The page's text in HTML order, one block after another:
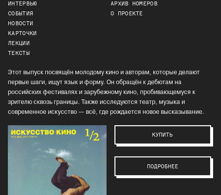
ИНТЕРВЬЮ
СОБЫТИЯ
НОВОСТИ
КАРТОЧКИ
ЛЕКЦИИ
ТЕКСТЫ
АРХИВ НОМЕРОВ
О ПРОЕКТЕ
Этот выпуск посвящён молодому кино и авторам, которые делают
первые шаги, ищут язык и форму. Он обращён к дебютам на
российских фестивалях и зарубежному кино, пробивающемуся к
зрителю сквозь границы. Также исследуются театр, музыка и
современное искусство — всё, где рождается новое высказывание.
КУПИТЬ
ПОДРОБНЕЕ